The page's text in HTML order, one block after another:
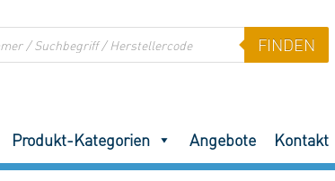
FINDEN
Produkt-Kategorien Angebote Kontakt